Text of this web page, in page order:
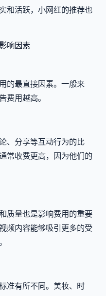
和活跃，小网红的推荐也
响因素
的最直接因素。一般来
费用越高。
、分享等互动行为的比
常收费更高，因为他们的
质量也是影响费用的重要
频内容能够吸引更多的受
准有所不同。美妆、时